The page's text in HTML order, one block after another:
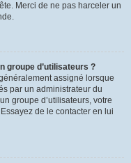
Merci de ne pas harceler un
groupe d’utilisateurs ?
assigné lorsque
par un administrateur du
groupe d’utilisateurs, votre
de le contacter en lui